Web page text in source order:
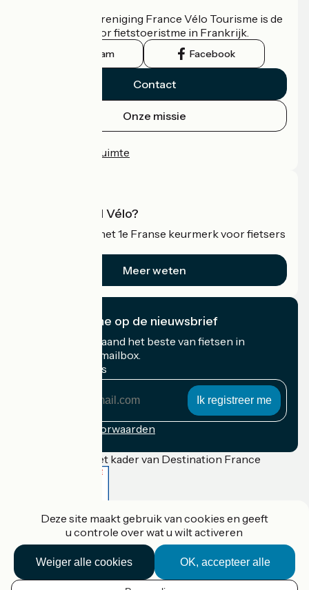
De nationale vereniging France Vélo Tourisme is de
officiële gids voor fietstoeristme in Frankrijk.
Instagram Facebook
Contact
Onze missie
Professionele ruimte
Wat is Accueil Vélo?
Accueil Vélo is het 1e Franse keurmerk voor fietsers
Meer weten
Ik abonneer me op de nieuwsbrief
Ontvang elke maand het beste van fietsen in
Frankrijk in uw mailbox.
Mijn e-mailadres
Inschrijvingsvoorwaarden
Gefinancierd in het kader van Destination France
Accueil Vélo Pro
Wettelijke informatie
Contact
Privacy policy
Réalisation :
et France Vélo Tourisme
Deze site maakt gebruik van cookies en geeft
u controle over wat u wilt activeren
OK, accepteer alle
Weiger alle cookies